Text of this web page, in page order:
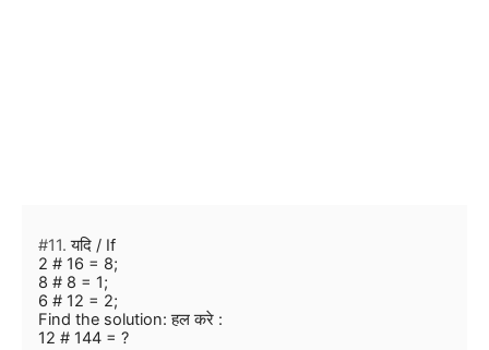
#11. यदि / If
2 # 16 = 8;
8 # 8 = 1;
6 # 12 = 2;
Find the solution: हल करे :
12 # 144 = ?